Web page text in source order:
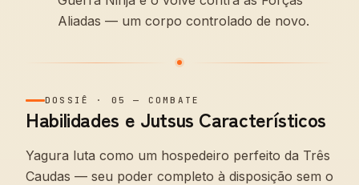
Aliadas — um corpo controlado de novo.
DOSSIÊ · 05 — COMBATE
Habilidades e Jutsus Característicos
Yagura luta como um hospedeiro perfeito da Três
Caudas — seu poder completo à disposição sem o